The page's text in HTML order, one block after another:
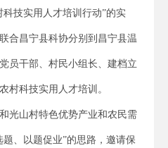
科技实用人才培训行动”的实
合昌宁县科协分别到昌宁县温
员干部、村民小组长、建档立
村科技实用人才培训。
光山村特色优势产业和农民需
、以题促业”的思路，邀请保